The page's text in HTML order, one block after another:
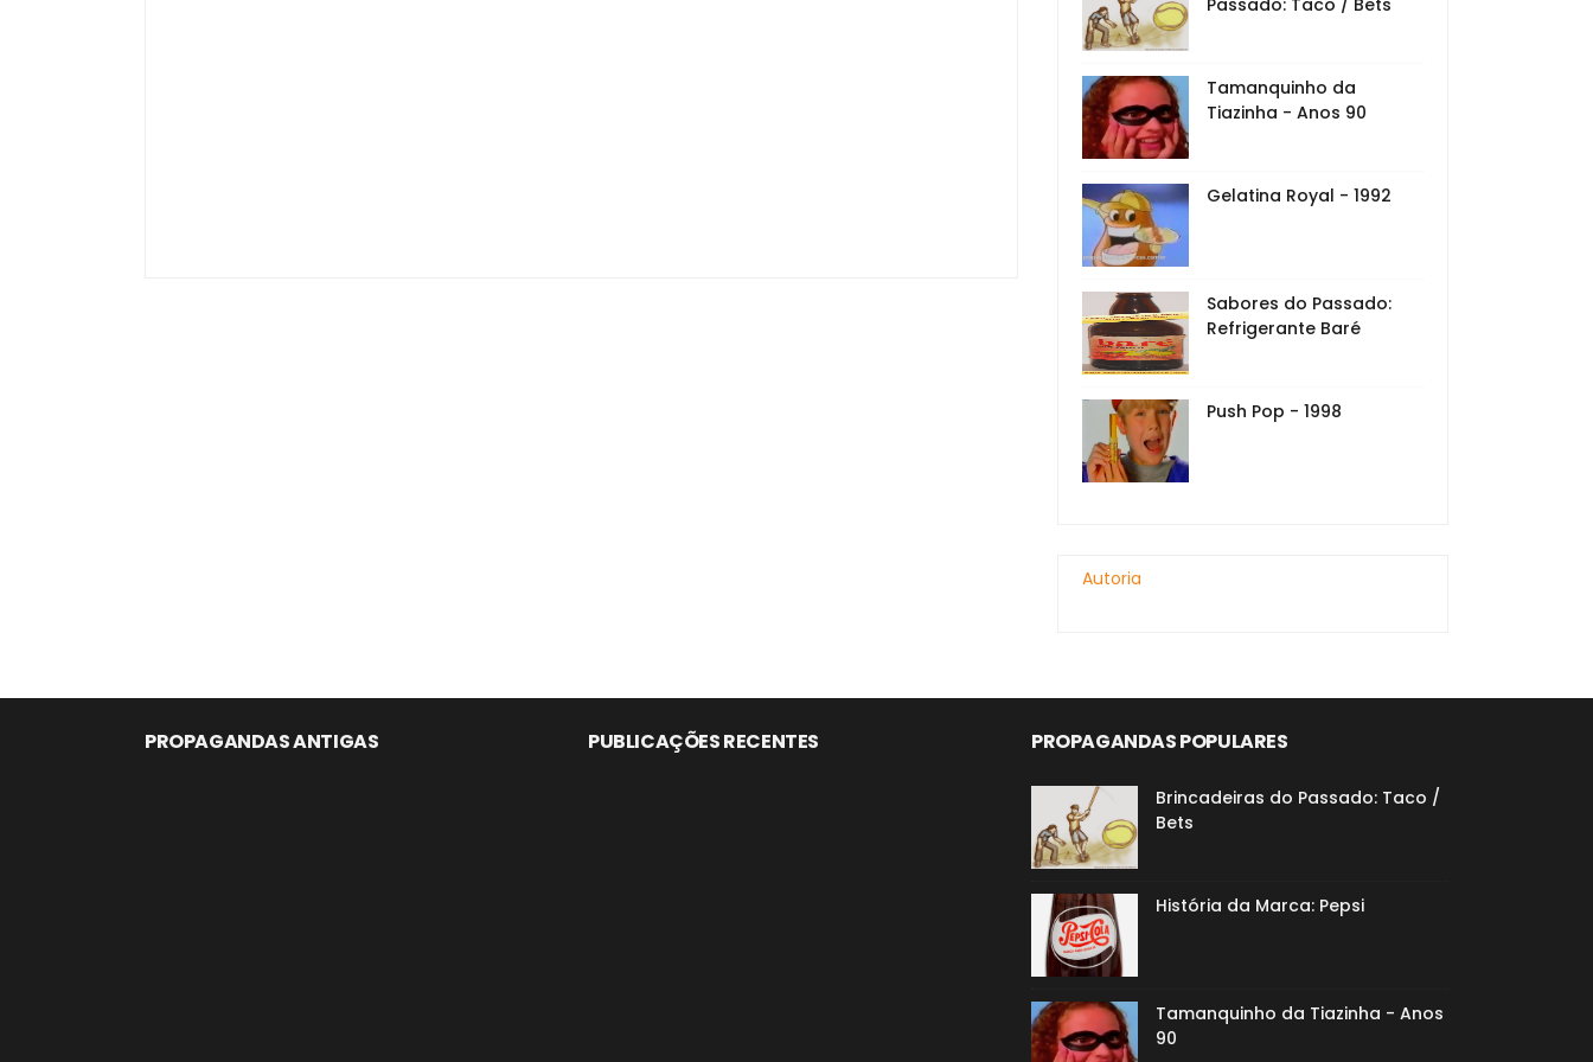
Passado: Taco / Bets
Tamanquinho da
Tiazinha - Anos 90
Gelatina Royal - 1992
Sabores do Passado:
Refrigerante Baré
Push Pop - 1998
Autoria
PROPAGANDAS ANTIGAS PUBLICAÇÕES RECENTES PROPAGANDAS POPULARES
Brincadeiras do Passado: Taco /
Bets
História da Marca: Pepsi
Tamanquinho da Tiazinha - Anos
90